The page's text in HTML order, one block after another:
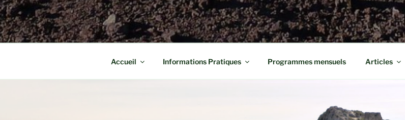
Accueil Informations Pratiques Programmes mensuels Articles